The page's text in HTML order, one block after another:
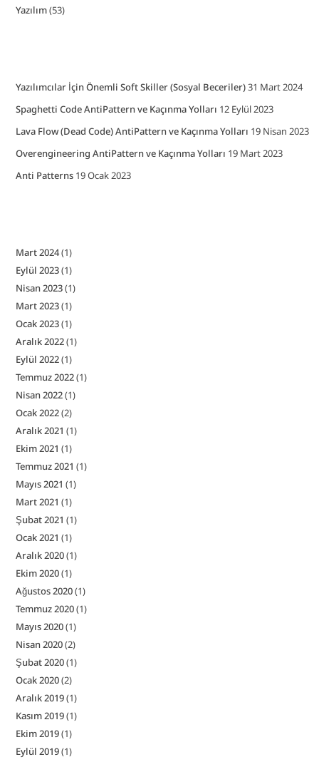
Yazılım(53)
Yazılımcılar İçin Önemli Soft Skiller (Sosyal Beceriler)31 Mart 2024
Spaghetti Code AntiPattern ve Kaçınma Yolları 12 Eylül 2023
Lava Flow (Dead Code) AntiPattern ve Kaçınma Yolları 19 Nisan 2023
Overengineering AntiPattern ve Kaçınma Yolları 19 Mart 2023
Anti Patterns 19 Ocak 2023
Mart 2024(1)
Eylül 2023(1)
Nisan 2023(1)
Mart 2023(1)
Ocak 2023(1)
Aralık 2022(1)
Eylül 2022(1)
Temmuz 2022(1)
Nisan 2022(1)
Ocak 2022(2)
Aralık 2021 (1)
Ekim 2021 (1)
Temmuz 2021 (1)
Mayıs 2021 (1)
Mart 2021 (1)
Şubat 2021 (1)
Ocak 2021 (1)
Aralık 2020(1)
Ekim 2020(1)
Ağustos 2020(1)
Temmuz 2020(1)
Mayıs 2020(1)
Nisan 2020(2)
Şubat 2020(1)
Ocak 2020(2)
Aralık 2019(1)
Kasım 2019(1)
Ekim 2019(1)
Eylül 2019(1)